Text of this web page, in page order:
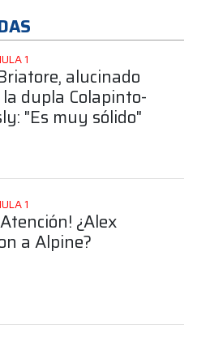
1
alucinado
dupla Colapinto-
"Es muy sólido"
1
¿Alex
a Alpine?